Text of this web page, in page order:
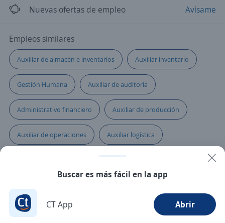
Nuevas ofertas de empleo Avísame
Empleos similares
Auxiliar de almacén e inventarios Auxiliar inventario
Gestión Humana Auxiliar de auditoría
Administrativo financiero Auxiliar de producción
Auxiliar de operaciones Auxiliar logística
Chófer ayudante Asesor/a servicio al cliente
Buscar es más fácil en la app
CT App Abrir